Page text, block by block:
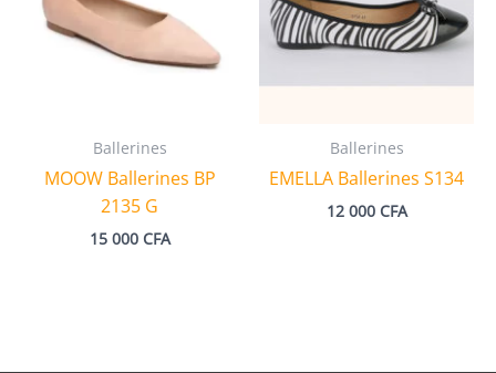
Ballerines
MOOW Ballerines BP
2135 G
15 000 CFA
Ballerines
EMELLA Ballerines S134
12 000 CFA